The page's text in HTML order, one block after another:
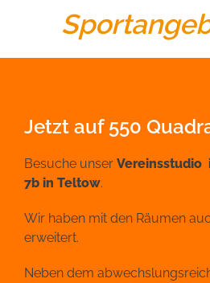
Jetzt auf 550
Besuche unser Vereinsstudio
7b in Teltow.
Wir haben mit den Räumen
erweitert.
Neben dem